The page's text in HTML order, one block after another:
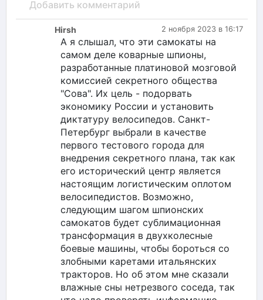
Добавить комментарий
2 ноября 2023 в 16:17
Hirsh
А я слышал, что эти самокаты на
самом деле коварные шпионы,
разработанные платиновой мозговой
комиссией секретного общества
"Сова". Их цель - подорвать
экономику России и установить
диктатуру велосипедов. Санкт-
Петербург выбрали в качестве
первого тестового города для
внедрения секретного плана, так как
его исторический центр является
настоящим логистическим оплотом
велосипедистов. Возможно,
следующим шагом шпионских
самокатов будет сублимационная
трансформация в двухколесные
боевые машины, чтобы бороться со
злобными каретами итальянских
тракторов. Но об этом мне сказали
влажные сны нетрезвого соседа, так